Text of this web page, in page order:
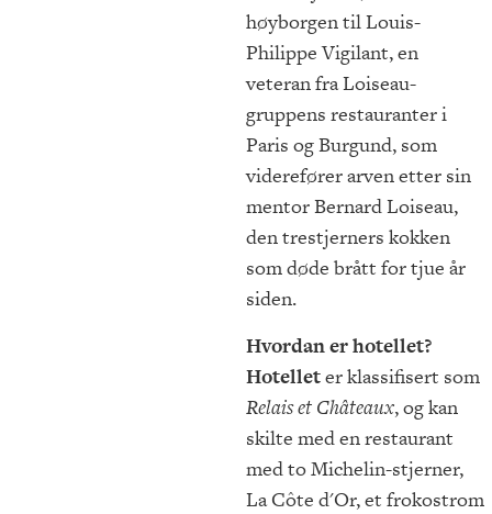
høyborgen til Louis-
Philippe Vigilant, en
veteran fra Loiseau-
gruppens restauranter i
Paris og Burgund, som
viderefører arven etter sin
mentor Bernard Loiseau,
den trestjerners kokken
som døde brått for tjue år
siden.
Hvordan er hotellet?
Hotelleter klassifisert som
Relais et Châteaux, og kan
skilte med en restaurant
med to Michelin-stjerner,
La Côte d'Or, et frokostrom